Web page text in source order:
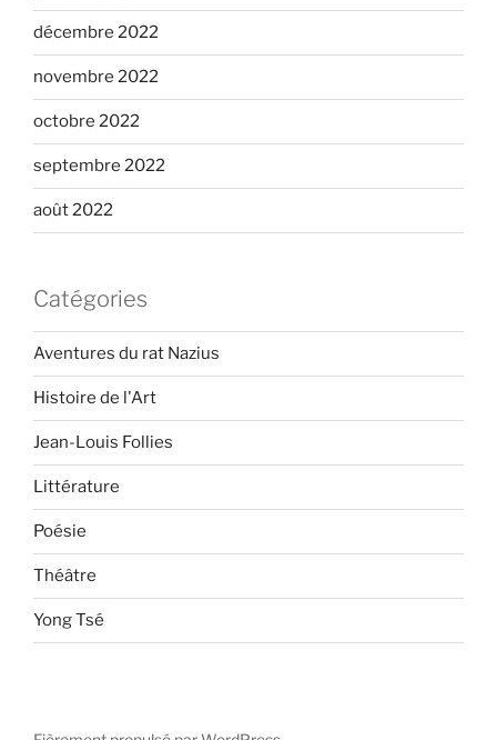
décembre 2022
novembre 2022
octobre 2022
septembre 2022
août 2022
Catégories
Aventures du rat Nazius
Histoire de l'Art
Jean-Louis Follies
Littérature
Poésie
Théâtre
Yong Tsé